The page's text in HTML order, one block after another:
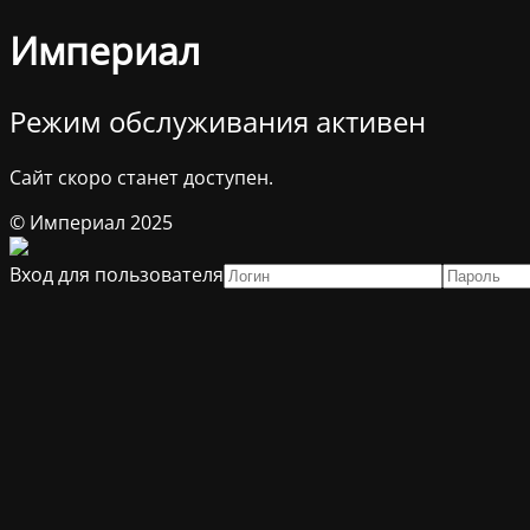
Империал
Режим обслуживания активен
Сайт скоро станет доступен.
© Империал 2025
Вход для пользователя